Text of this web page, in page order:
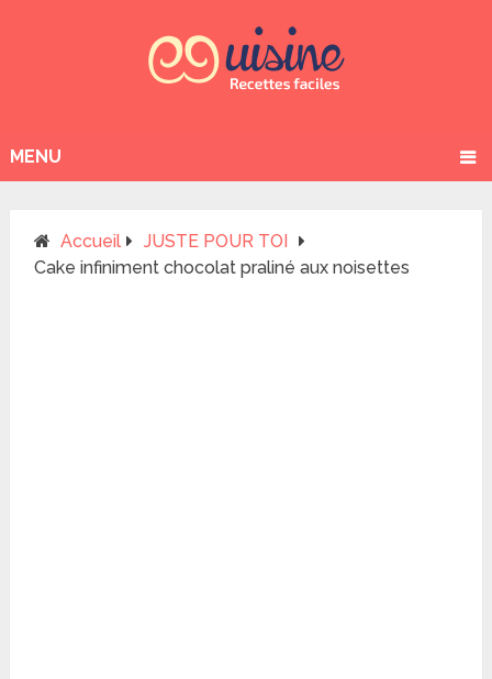
MENU
Accueil
JUSTE POUR TOI
Cake infiniment chocolat praliné aux noisettes